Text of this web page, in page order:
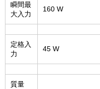
瞬間最
大入力
160 W
定格入
力
45 W
質量